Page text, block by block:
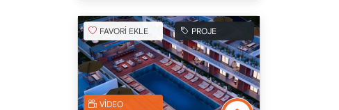
FAVORİ EKLE PROJE
VİDEO